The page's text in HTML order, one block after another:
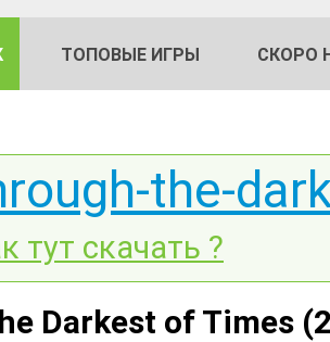
ТОПОВЫЕ ИГРЫ СКОРО
the-
тут скачать ?
Darkest of Times